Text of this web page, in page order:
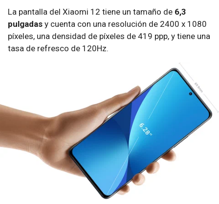
La pantalla del Xiaomi 12 tiene un tamaño de 6,3
pulgadas y cuenta con una resolución de 2400 x 1080
píxeles, una densidad de píxeles de 419 ppp, y tiene una
tasa de refresco de 120Hz.